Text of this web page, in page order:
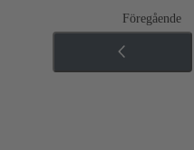
Föregående